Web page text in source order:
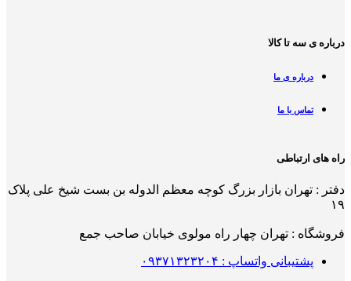
درباره ی سه تا کالا
درباره ی ما
تماس با ما
راه های ارتباطی
دفتر : تهران بازار بزرگ کوچه معظم الدوله بن بست شیخ علی پلاک
۱۹
فروشگاه : تهران چهار راه مولوی خیابان صاحب جمع
پشتیبانی واتساپ : ۰۹۳۷۱۳۲۳۲۰۴